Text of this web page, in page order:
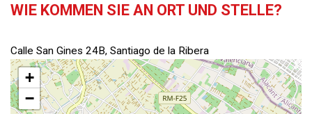
WIE KOMMEN SIE AN ORT UND STELLE?
Calle San Gines 24B, Santiago de la Ribera
+
−